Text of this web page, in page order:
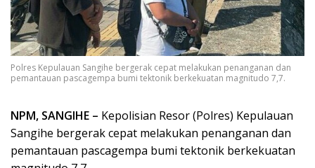
Polres Kepulauan Sangihe bergerak cepat melakukan penanganan dan
pemantauan pascagempa bumi tektonik berkekuatan magnitudo 7,7.
NPM, SANGIHE – Kepolisian Resor (Polres) Kepulauan
Sangihe bergerak cepat melakukan penanganan dan
pemantauan pascagempa bumi tektonik berkekuatan